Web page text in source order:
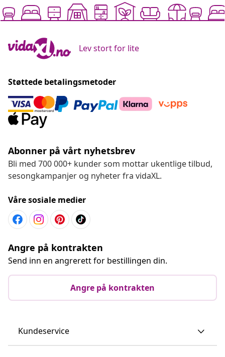
Lev stort for lite
Støttede betalingsmetoder
Abonner på vårt nyhetsbrev
Bli med 700 000+ kunder som mottar ukentlige tilbud,
sesongkampanjer og nyheter fra vidaXL.
Våre sosiale medier
Angre på kontrakten
Send inn en angrerett for bestillingen din.
Angre på kontrakten
Kundeservice